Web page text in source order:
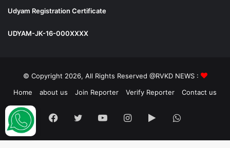
Udyam Registration Certificate
UDYAM-JK-16-000XXXX
© Copyright 2026, All Rights Reserved @RVKD NEWS :
Home
about us Join Reporter Verify Reporter Contact us
Facebook
TwitterYouTubeInstagram
Google
Play
WhatsApp